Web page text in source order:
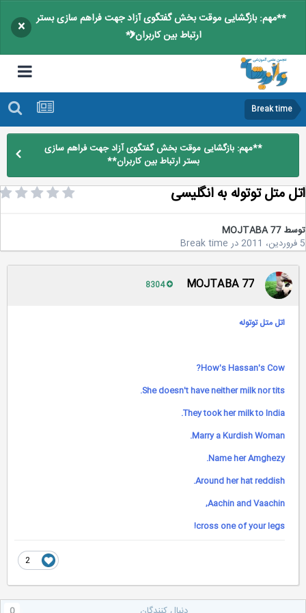
**مهم: بازگشایی موقت بخش گفتگوی آزاد جهت فراهم سازی بستر
ارتباط بین کاربران**
×
Break time
**مهم: بازگشایی موقت بخش گفتگوی آزاد جهت فراهم سازی
بستر ارتباط بین کاربران**
متل توتوله به انگلیسی
MOJTABA 77
درBreak time
MOJTABA 77
اتل متل توتوله
How's Hassan's Cow?
She doesn't have neither milk nor tits.
They took her milk to India.
Marry a Kurdish Woman.
Name her Amghezy.
Around her hat reddish.
Aachin and Vaachin,
cross one of your legs!